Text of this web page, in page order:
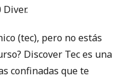
Diver.
(tec), pero no estás
Discover Tec es una
confinadas que te